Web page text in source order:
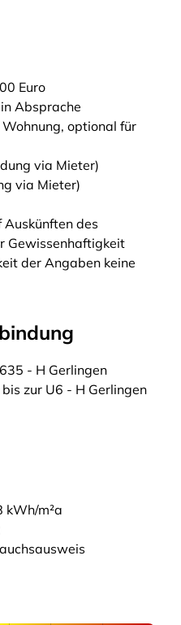
Euro
Absprache
optional für
via Mieter)
via Mieter)
des
Gewissenhaftigkeit
der Angaben keine
- H Gerlingen
zur U6 - H Gerlingen
kWh/m²a